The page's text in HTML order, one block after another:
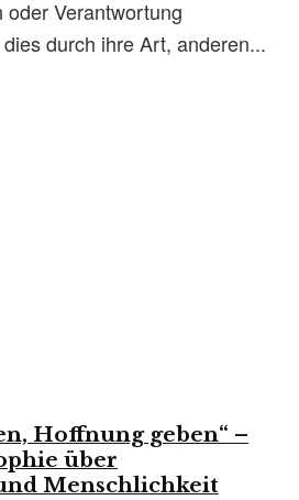
Verantwortung
durch ihre Art, anderen...
Hoffnung geben“ –
über
Menschlichkeit